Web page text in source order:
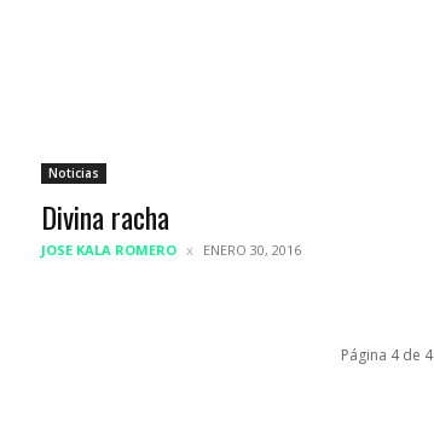
Noticias
Divina racha
JOSE KALA ROMERO ENERO 30, 2016
Página 4 de 4